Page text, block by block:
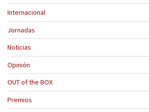
Internacional
Jornadas
Noticias
Opinión
OUT of the BOX
Premios